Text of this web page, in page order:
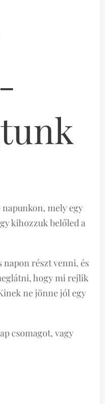
mely egy
kihozzuk belőled a
napon részt venni, és
hogy mi rejlik
ne jönne jól egy
csomagot, vagy